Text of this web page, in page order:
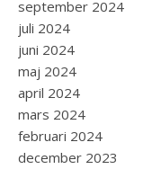
september 2024
juli 2024
juni 2024
maj 2024
april 2024
mars 2024
februari 2024
december 2023